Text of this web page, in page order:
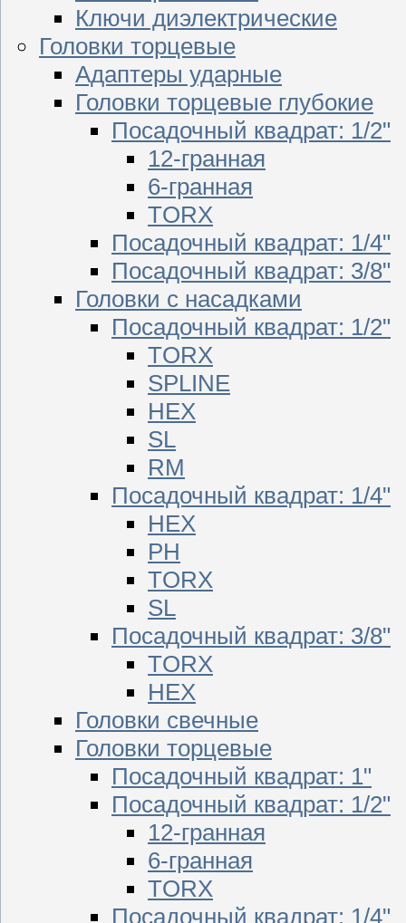
Ключи диэлектрические
Головки торцевые
Адаптеры ударные
Головки торцевые глубокие
Посадочный квадрат: 1/2"
12-гранная
6-гранная
TORX
Посадочный квадрат: 1/4"
Посадочный квадрат: 3/8"
Головки с насадками
Посадочный квадрат: 1/2"
TORX
SPLINE
HEX
SL
RM
Посадочный квадрат: 1/4"
HEX
PH
TORX
SL
Посадочный квадрат: 3/8"
TORX
HEX
Головки свечные
Головки торцевые
Посадочный квадрат: 1"
Посадочный квадрат: 1/2"
12-гранная
6-гранная
TORX
Посадочный квадрат: 1/4"